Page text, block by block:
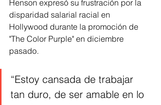
Henson expresó su frustración por la
disparidad salarial racial en
Hollywood durante la promoción de
"The Color Purple" en diciembre
pasado.
“Estoy cansada de trabajar
tan duro, de ser amable en lo